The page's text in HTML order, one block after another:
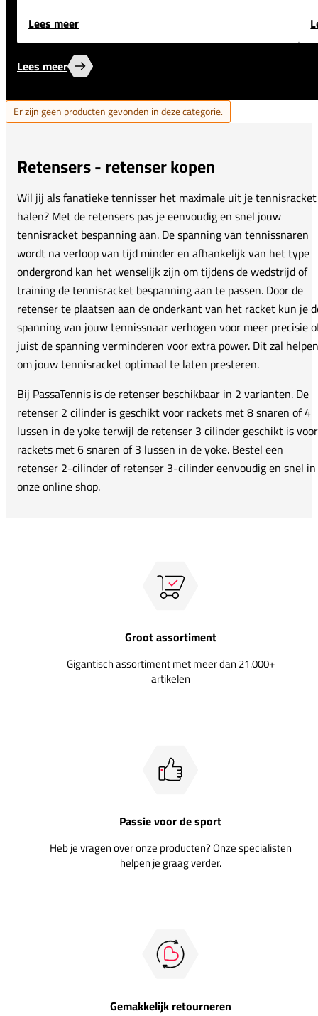
Lees meer
Lees meer
Er zijn geen producten gevonden in deze categorie.
Retensers - retenser kopen
Wil jij als fanatieke tennisser het maximale uit je tennisracket
halen? Met de retensers pas je eenvoudig en snel jouw
tennisracket bespanning aan. De spanning van tennissnaren
wordt na verloop van tijd minder en afhankelijk van het type
ondergrond kan het wenselijk zijn om tijdens de wedstrijd of
training de tennisracket bespanning aan te passen. Door de
retenser te plaatsen aan de onderkant van het racket kun je
spanning van jouw tennissnaar verhogen voor meer precisie
juist de spanning verminderen voor extra power. Dit zal helpen
om jouw tennisracket optimaal te laten presteren.
Bij PassaTennis is de retenser beschikbaar in 2 varianten. De
retenser 2 cilinder is geschikt voor rackets met 8 snaren of 4
lussen in de yoke terwijl de retenser 3 cilinder geschikt is voor
rackets met 6 snaren of 3 lussen in de yoke. Bestel een
retenser 2-cilinder of retenser 3-cilinder eenvoudig en snel in
onze online shop.
Groot assortiment
Gigantisch assortiment met meer dan 21.000+
artikelen
Passie voor de sport
Heb je vragen over onze producten? Onze specialisten
helpen je graag verder.
Gemakkelijk retourneren